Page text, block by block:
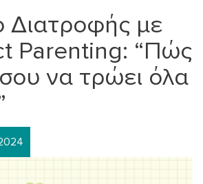
Διατροφής με
Parenting: “Πώς
να τρώει όλα